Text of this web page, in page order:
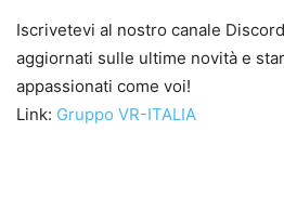
Iscrivetevi al nostro canale
aggiornati sulle ultime novità e
appassionati come voi!
Link: Gruppo VR-ITALIA